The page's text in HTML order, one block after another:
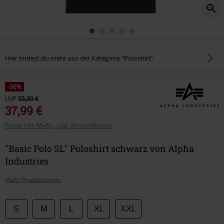
Hier findest du mehr aus der Kategorie "Poloshirt"
-30%
UVP55,00 €
37,99 €
Preise inkl. MwSt., zzgl. Versandkosten
"Basic Polo SL" Poloshirt schwarz von Alpha
Industries
Mehr Produktdetails
Wähle
deine
S M XL XXL